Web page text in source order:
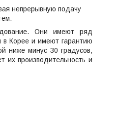
непрерывную подачу
Они имеют ряд
в Корее и имеют гарантию
ниже минус 30 градусов,
их производительность и